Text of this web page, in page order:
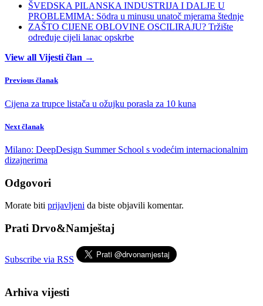
ŠVEDSKA PILANSKA INDUSTRIJA I DALJE U
PROBLEMIMA: Södra u minusu unatoč mjerama štednje
ZAŠTO CIJENE OBLOVINE OSCILIRAJU? Tržište
određuje cijeli lanac opskrbe
View all Vijesti član →
Previous članak
Cijena za trupce listača u ožujku porasla za 10 kuna
Next članak
Milano: DeepDesign Summer School s vodećim internacionalnim
dizajnerima
Odgovori
Morate biti prijavljeni da biste objavili komentar.
Prati Drvo&Namještaj
Subscribe via RSS
Arhiva vijesti